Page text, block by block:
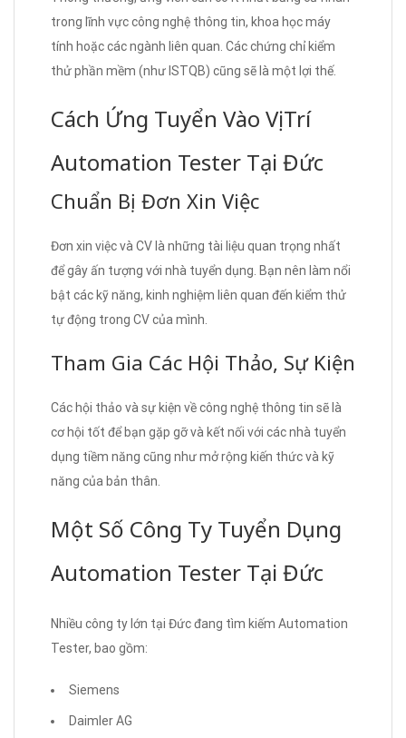
trong lĩnh vực công nghệ thông tin, khoa học máy
tính hoặc các ngành liên quan. Các chứng chỉ kiểm
thử phần mềm (như ISTQB) cũng sẽ là một lợi thế.
Cách Ứng Tuyển Vào Vị Trí
Automation Tester Tại Đức
Chuẩn Bị Đơn Xin Việc
Đơn xin việc và CV là những tài liệu quan trọng nhất
để gây ấn tượng với nhà tuyển dụng. Bạn nên làm nổi
bật các kỹ năng, kinh nghiệm liên quan đến kiểm thử
tự động trong CV của mình.
Tham Gia Các Hội Thảo, Sự Kiện
Các hội thảo và sự kiện về công nghệ thông tin sẽ là
cơ hội tốt để bạn gặp gỡ và kết nối với các nhà tuyển
dụng tiềm năng cũng như mở rộng kiến thức và kỹ
năng của bản thân.
Một Số Công Ty Tuyển Dụng
Automation Tester Tại Đức
Nhiều công ty lớn tại Đức đang tìm kiếm Automation
Tester, bao gồm:
Siemens
Daimler AG